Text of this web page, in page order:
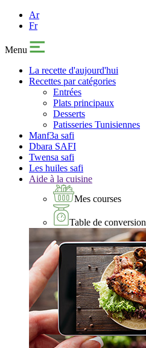
Ar
Fr
Menu
La recette d'aujourd'hui
Recettes par catégories
Entrées
Plats principaux
Desserts
Patisseries Tunisiennes
Manf3a safi
Dbara SAFI
Twensa safi
Les huiles safi
Aide à la cuisine
Mes courses
Table de conversion